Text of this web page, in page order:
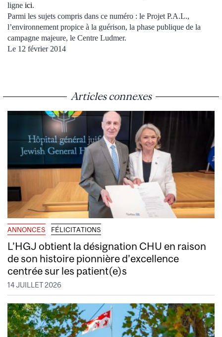
ligne ici.
Parmi les sujets compris dans ce numéro : le Projet P.A.L.,
l’environnement propice à la guérison, la phase publique de la
campagne majeure, le Centre Ludmer.
Le 12 février 2014
Articles connexes
ANNONCES FÉLICITATIONS
L’HGJ obtient la désignation CHU en raison
de son histoire pionnière d’excellence
centrée sur les patient(e)s
14 JUILLET 2026